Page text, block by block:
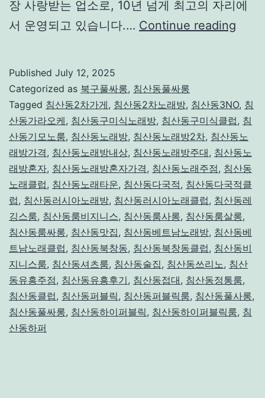
장 사랑받는 업소로, 10년 넘게 최고의 자리에
서 운영되고 있습니다.… Continue reading
싸
롱
완
벽
가
이
드
–
위
치,
가
Published July 12, 2025
Categorized as 북구풀싸롱, 침산동풀싸롱
Tagged 침산동2차가게, 침산동2차노래방, 침산동3NO, 침
산동가라오케, 침산동구미식노래방, 침산동구미식클럽, 침
산동기모노룸, 침산동노래방, 침산동노래방2차, 침산동노
래방가격, 침산동노래방내상, 침산동노래방주대, 침산동노
래방혼자, 침산동노래방혼자가격, 침산동노래주점, 침산동
노래클럽, 침산동노래타운, 침산동다국적, 침산동다국적클
럽, 침산동러시아노래방, 침산동러시아노래클럽, 침산동레
깅스룸, 침산동룸비지니스, 침산동룸사롱, 침산동룸살롱,
침산동룸싸롱, 침산동맛집, 침산동베트남노래방, 침산동베
트남노래클럽, 침산동북창동, 침산동북창동클럽, 침산동비
지니스룸, 침산동셔츠룸, 침산동술집, 침산동쓰리노, 침산
동유흥주점, 침산동유흥후기, 침산동접대, 침산동정통룸,
침산동클럽, 침산동퍼블릭, 침산동퍼블릭룸, 침산동풀사롱,
침산동풀싸롱, 침산동하이퍼블릭, 침산동하이퍼블릭룸, 침
산동하퍼